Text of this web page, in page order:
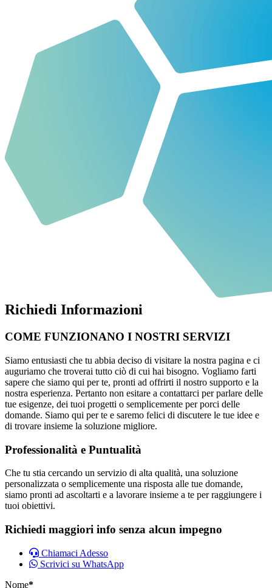
Richiedi Informazioni
COME FUNZIONANO I NOSTRI SERVIZI
Siamo entusiasti che tu abbia deciso di visitare la nostra pagina e ci
auguriamo che troverai tutto ciò di cui hai bisogno. Vogliamo farti
sapere che siamo qui per te, pronti ad offrirti il nostro supporto e la
nostra esperienza. Pertanto non esitare a contattarci per parlare delle
tue esigenze, dei tuoi progetti o semplicemente per porci delle
domande. Siamo qui per te e saremo felici di discutere le tue idee e
di trovare insieme la soluzione migliore.
Professionalità e Puntualità
Che tu stia cercando un servizio di alta qualità, una soluzione
personalizzata o semplicemente una risposta alle tue domande,
siamo pronti ad ascoltarti e a lavorare insieme a te per raggiungere i
tuoi obiettivi.
Richiedi maggiori info senza alcun impegno
Chiamaci Adesso
Scrivici su WhatsApp
Nome*